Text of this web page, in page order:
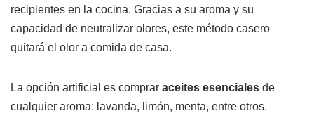
recipientes en la cocina. Gracias a su aroma y su
capacidad de neutralizar olores, este método casero
quitará el olor a comida de casa.
La opción artificial es comprar aceites esenciales de
cualquier aroma: lavanda, limón, menta, entre otros.